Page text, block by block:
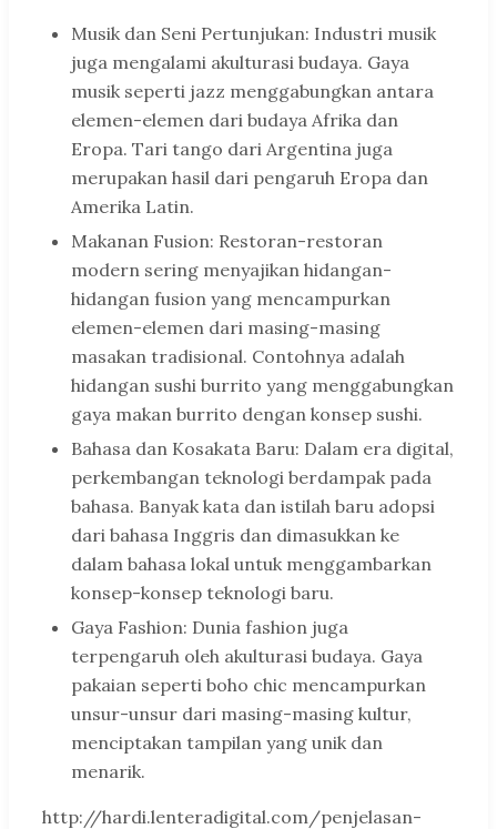
Musik dan Seni Pertunjukan: Industri musik
juga mengalami akulturasi budaya. Gaya
musik seperti jazz menggabungkan antara
elemen-elemen dari budaya Afrika dan
Eropa. Tari tango dari Argentina juga
merupakan hasil dari pengaruh Eropa dan
Amerika Latin.
Makanan Fusion: Restoran-restoran
modern sering menyajikan hidangan-
hidangan fusion yang mencampurkan
elemen-elemen dari masing-masing
masakan tradisional. Contohnya adalah
hidangan sushi burrito yang menggabungkan
gaya makan burrito dengan konsep sushi.
Bahasa dan Kosakata Baru: Dalam era digital,
perkembangan teknologi berdampak pada
bahasa. Banyak kata dan istilah baru adopsi
dari bahasa Inggris dan dimasukkan ke
dalam bahasa lokal untuk menggambarkan
konsep-konsep teknologi baru.
Gaya Fashion: Dunia fashion juga
terpengaruh oleh akulturasi budaya. Gaya
pakaian seperti boho chic mencampurkan
unsur-unsur dari masing-masing kultur,
menciptakan tampilan yang unik dan
menarik.
http://hardi.lenteradigital.com/penjelasan-